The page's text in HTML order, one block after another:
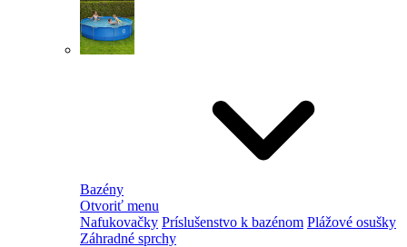
Bazény
Otvoriť menu
Nafukovačky Príslušenstvo k bazénom Plážové osušky
Záhradné sprchy